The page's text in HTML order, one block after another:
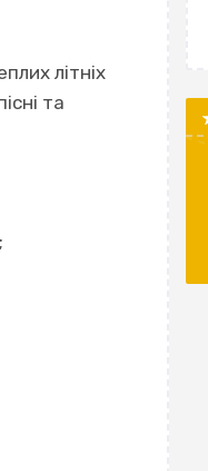
літніх
та